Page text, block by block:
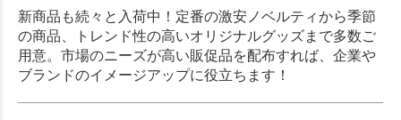
新商品も続々と入荷中！定番の激安ノベルティから季節
の商品、トレンド性の高いオリジナルグッズまで多数ご
用意。市場のニーズが高い販促品を配布すれば、企業や
ブランドのイメージアップに役立ちます！